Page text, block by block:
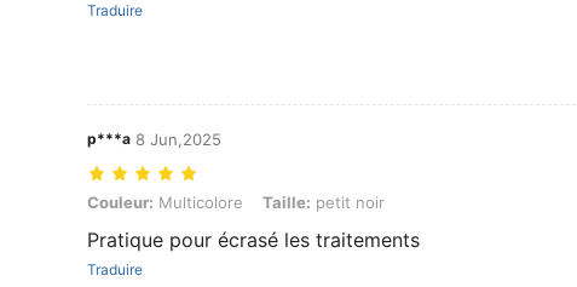
Traduire
p***a 8 Jun,2025
Couleur: Multicolore, Taille: petit noir
Couleur: Multicolore Taille: petit noir
Pratique pour écrasé les traitements
Traduire